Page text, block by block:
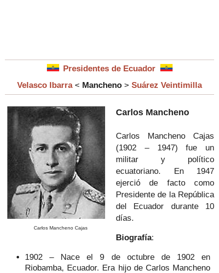
Presidentes de Ecuador
Velasco Ibarra < Mancheno > Suárez Veintimilla
Carlos Mancheno Cajas
Carlos Mancheno
Carlos Mancheno Cajas
(1902 – 1947) fue un
militar y político
ecuatoriano. En 1947
ejerció de facto como
Presidente de la República
del Ecuador durante 10
días.
Biografía:
1902 – Nace el 9 de octubre de 1902 en
Riobamba, Ecuador. Era hijo de Carlos Mancheno